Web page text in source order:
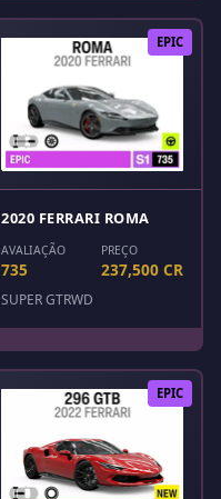
EPIC
2020 FERRARI ROMA
AVALIAÇÃO
735
PREÇO
237,500 CR
SUPER GTRWD
EPIC